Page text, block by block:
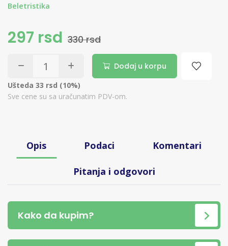
Beletristika
297 rsd 330 rsd
Dodaj u korpu
Ušteda 33 rsd (10%)
Sve cene su sa uračunatim PDV-om.
Opis Podaci Komentari
Pitanja i odgovori
Kako da kupim?